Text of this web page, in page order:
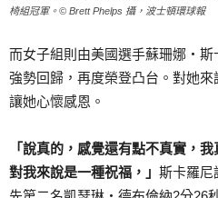
椅組冠軍。© Brett Phelps 攝，波士頓環球報
而女子組則由美國選手蘇珊娜・斯
強勢回歸，再度榮登凸台。對她來
讓她心懷感恩。
「說真的，感覺還有點不真實，
對我來說是一種祝福，」 斯卡羅尼